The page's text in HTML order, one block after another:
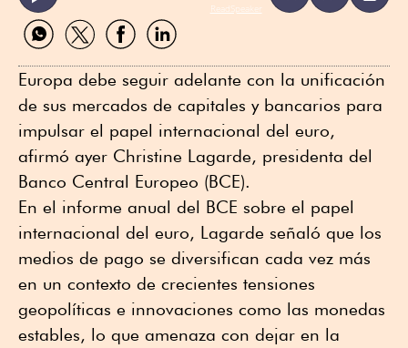
ReadSpeaker
Compartir
por
Compartir
por
Compartir
por
Compartir
por
Europa debe seguir adelante con la unificación
de sus mercados de capitales y bancarios para
impulsar el papel internacional del euro,
afirmó ayer Christine Lagarde, presidenta del
Banco Central Europeo (BCE).
En el informe anual del BCE sobre el papel
internacional del euro, Lagarde señaló que los
medios de pago se diversifican cada vez más
en un contexto de crecientes tensiones
geopolíticas e innovaciones como las monedas
estables, lo que amenaza con dejar en la